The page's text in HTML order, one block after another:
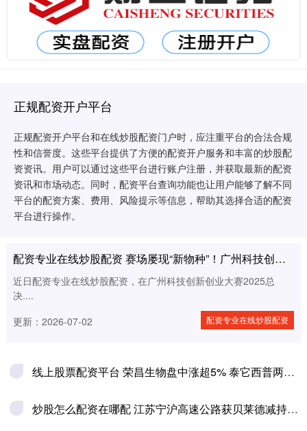
正规配资开户平台
正规配资开户平台和在线炒股配资门户时，应注重平台的合法合规
性和信誉度。这些平台提供了方便的配资开户服务和丰富的炒股配
资资讯。用户可以通过这些平台进行账户注册，并获取最新的配资
资讯和市场动态。同时，配资平台查询功能也让用户能够了解不同
平台的配资方案、费用、风险提示等信息，帮助其选择合适的配资
平台进行操作。
配资专业在线炒股配资 赛场屡现“新物种”！广州科技创新创
业大赛正在颠覆想象
配资专业在线炒股配资 赛场屡现“新物种”！广州科技创新创业大赛正在颠覆想象
近日配资专业在线炒股配资，在广州科技创新创业大赛2025总
决....
更新：2026-07-02
配资专业在线炒股配资
线上股票配资平台 荣昌生物盘中涨超5% 泰它西普两大适应症同日获批上市
炒股怎么配资在哪配 江苏宁沪高速公路获贝莱德减持约3626.29万股 每股作价约10.52港元